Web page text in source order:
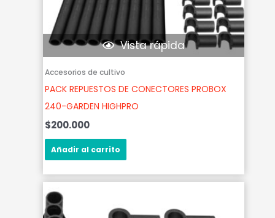
Vista rápida
Accesorios de cultivo
PACK REPUESTOS DE CONECTORES PROBOX
240-GARDEN HIGHPRO
$200.000
Añadir al carrito